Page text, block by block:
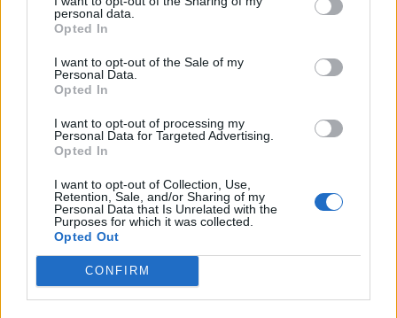
personal data.
Opted In
I want to opt-out of the Sale of my
Personal Data.
Opted In
I want to opt-out of processing my
Personal Data for Targeted Advertising.
Opted In
I want to opt-out of Collection, Use,
Retention, Sale, and/or Sharing of my
Personal Data that Is Unrelated with the
Purposes for which it was collected.
Opted Out
CONFIRM
„Haza is kéne már menni…” – csendült fel
családias légkörével töltött fel, hazatérni is
kicsit olyan, mintha itthonról indulnánk.
Pap Ágnes
A szerző a kalotaszentkirályi Ady Endre
Szakiskola magyar szakos tanára
Kalotaszentkirály-Zentelke